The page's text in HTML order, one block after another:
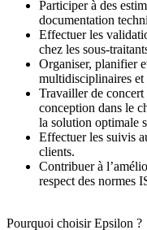
Participer à des
documentation
Effectuer les
chez les sous-
Organiser, planifier
multidisciplinaires et
Travailler de concert
conception dans le
la solution optimale
Effectuer les suivis
clients.
Contribuer à
respect des normes
Pourquoi choisir Epsilon ?